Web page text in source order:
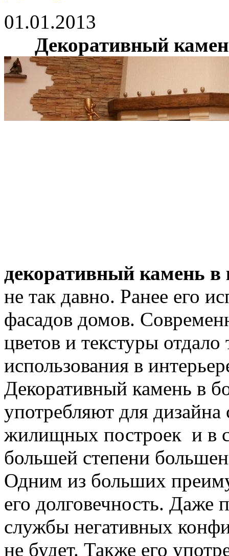
01.01.2013
Декоративный
декоративный камень в
не так давно. Ранее его
фасадов домов.
цветов и текстуры
использования в
Декоративный камень в
употребляют для
жилищных построек и в
большей степени
Одним из больших
его долговечность. Даже
службы негативных
не будет. Также его